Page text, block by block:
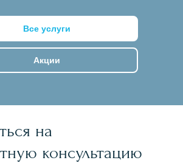
Все услуги
Акции
на
консультацию